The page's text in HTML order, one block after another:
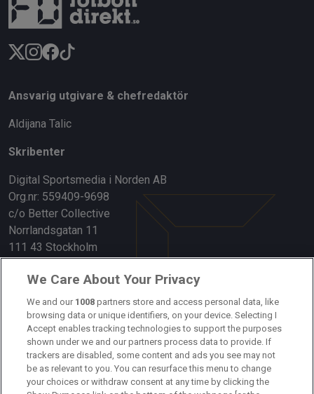
Ansvarig utgivare & chefredaktör
Aldijana Talic
Skribenter
Digital Sportsmedia i Norden AB
Org.nr: 559409-9698
c/o Better Collective
Norrlandsgatan 11
111 43 Stockholm
Länkar
Om oss
Kontakta oss
Kundtjänst
Sponsor: Rekatochklart
We Care About Your Privacy
We and our 1008 partners store and access personal data, like
browsing data or unique identifiers, on your device. Selecting I
Accept enables tracking technologies to support the purposes
shown under we and our partners process data to provide. If
trackers are disabled, some content and ads you see may not
be as relevant to you. You can resurface this menu to change
your choices or withdraw consent at any time by clicking the